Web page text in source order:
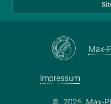
Max-
Impressum